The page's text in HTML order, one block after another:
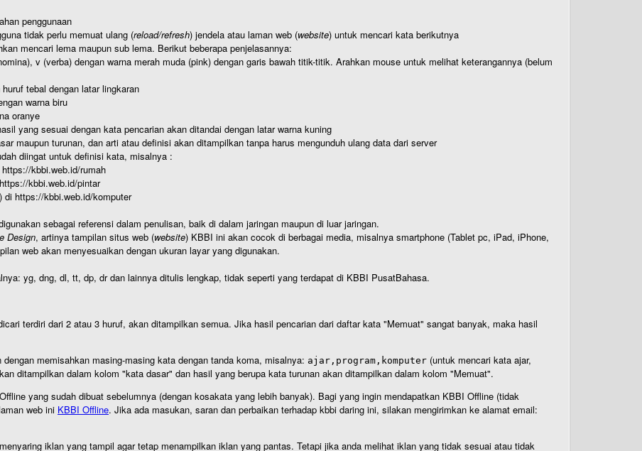
penggunaan
tidak perlu memuat ulang (reload/refresh) jendela atau laman web (website) untuk mencari kata berikutnya
mencari lema maupun sub lema. Berikut beberapa penjelasannya:
v (verba) dengan warna merah muda (pink) dengan garis bawah titik-titik. Arahkan mouse untuk melihat keterangannya (belum
tebal dengan latar lingkaran
warna biru
oranye
yang sesuai dengan kata pencarian akan ditandai dengan latar warna kuning
maupun turunan, dan arti atau definisi akan ditampilkan tanpa harus mengunduh ulang data dari server
diingat untuk definisi kata, misalnya :
kbbi.web.id/rumah
kbbi.web.id/pintar
) di https://kbbi.web.id/komputer
sebagai referensi dalam penulisan, baik di dalam jaringan maupun di luar jaringan.
Design, artinya tampilan situs web (website) KBBI ini akan cocok di berbagai media, misalnya smartphone (Tablet pc, iPad, iPhone,
web akan menyesuaikan dengan ukuran layar yang digunakan.
yg, dng, dl, tt, dp, dr dan lainnya ditulis lengkap, tidak seperti yang terdapat di KBBI PusatBahasa.
terdiri dari 2 atau 3 huruf, akan ditampilkan semua. Jika hasil pencarian dari daftar kata "Memuat" sangat banyak, maka hasil
memisahkan masing-masing kata dengan tanda koma, misalnya: ajar,program,komputer (untuk mencari kata ajar,
ditampilkan dalam kolom "kata dasar" dan hasil yang berupa kata turunan akan ditampilkan dalam kolom "Memuat".
yang sudah dibuat sebelumnya (dengan kosakata yang lebih banyak). Bagi yang ingin mendapatkan KBBI Offline (tidak
web ini KBBI Offline. Jika ada masukan, saran dan perbaikan terhadap kbbi daring ini, silakan mengirimkan ke alamat email:
iklan yang tampil agar tetap menampilkan iklan yang pantas. Tetapi jika anda melihat iklan yang tidak sesuai atau tidak